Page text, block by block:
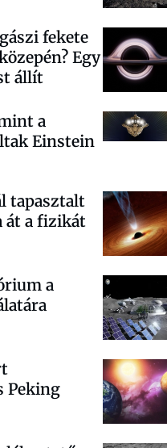
fekete
Egy
állít
a
Einstein
tapasztalt
át a fizikát
a
Peking